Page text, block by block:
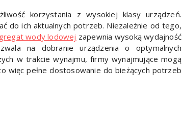
korzystania z wysokiej klasy urządzeń.
do ich aktualnych potrzeb. Niezależnie od tego,
wody lodowej zapewnia wysoką wydajność
na dobranie urządzenia o optymalnych
w trakcie wynajmu, firmy wynajmujące mogą
więc pełne dostosowanie do bieżących potrzeb